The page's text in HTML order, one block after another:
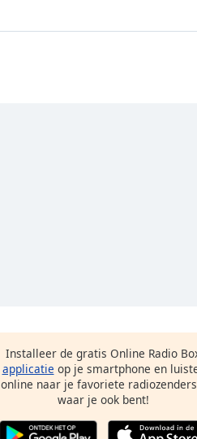
Installeer de gratis Online Radio
applicatie op je smartphone en
online naar je favoriete
waar je ook bent!